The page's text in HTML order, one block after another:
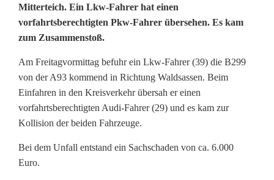
L
k
w
-
F
a
h
Mitterteich. Ein Lkw-Fahrer hat einen
vorfahrtsberechtigten Pkw-Fahrer übersehen. Es kam
zum Zusammenstoß.
Am Freitagvormittag befuhr ein Lkw-Fahrer (39) die B299
von der A93 kommend in Richtung Waldsassen. Beim
Einfahren in den Kreisverkehr übersah er einen
vorfahrtsberechtigten Audi-Fahrer (29) und es kam zur
Kollision der beiden Fahrzeuge.
Bei dem Unfall entstand ein Sachschaden von ca. 6.000
Euro.